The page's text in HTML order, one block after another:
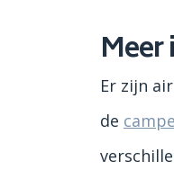
Er zijn
de